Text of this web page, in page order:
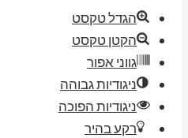
הגדל טקסט
הקטן טקסט
גווני אפור
ניגודיות גבוהה
ניגודיות הפוכה
רקע בהיר